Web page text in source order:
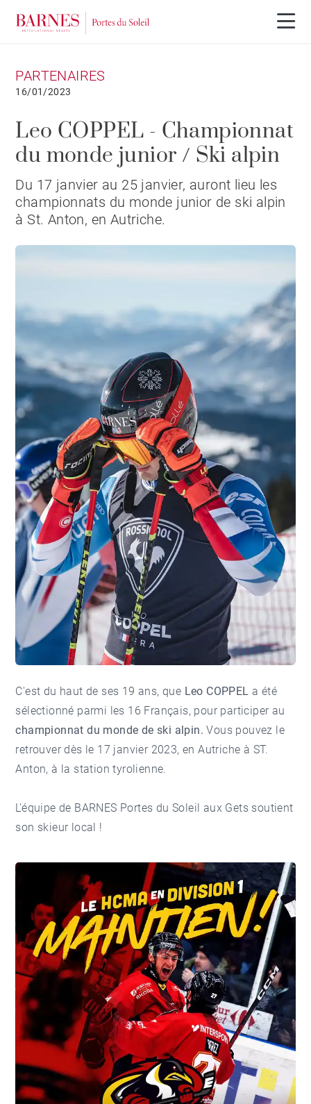
PARTENAIRES
16/01/2023
Leo COPPEL - Championnat
du monde junior / Ski alpin
Du 17 janvier au 25 janvier, auront lieu les
championnats du monde junior de ski alpin
à St. Anton, en Autriche.
C'est du haut de ses 19 ans, que Leo COPPEL a été
sélectionné parmi les 16 Français, pour participer au
championnat du monde de ski alpin. Vous pouvez le
retrouver dès le 17 janvier 2023, en Autriche à ST.
Anton, à la station tyrolienne.
L'équipe de BARNES Portes du Soleil aux Gets soutient
son skieur local !